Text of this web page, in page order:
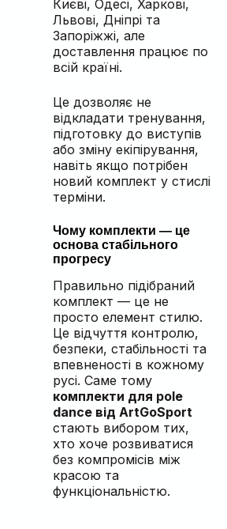
Києві, Одесі, Харкові,
Львові, Дніпрі та
Запоріжжі, але
доставлення працює по
всій країні.
Це дозволяє не
відкладати тренування,
підготовку до виступів
або зміну екіпірування,
навіть якщо потрібен
новий комплект у стислі
терміни.
Чому комплекти — це
основа стабільного
прогресу
Правильно підібраний
комплект — це не
просто елемент стилю.
Це відчуття контролю,
безпеки, стабільності та
впевненості в кожному
русі. Саме тому
комплекти для pole
dance від ArtGoSport
стають вибором тих,
хто хоче розвиватися
без компромісів між
красою та
функціональністю.